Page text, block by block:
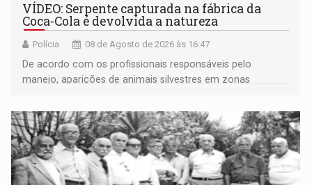
VÍDEO: Serpente capturada na fábrica da
Coca-Cola é devolvida a natureza
Polícia 08 de Agosto de 2026 às 16:47
De acordo com os profissionais responsáveis pelo
manejo, aparições de animais silvestres em zonas